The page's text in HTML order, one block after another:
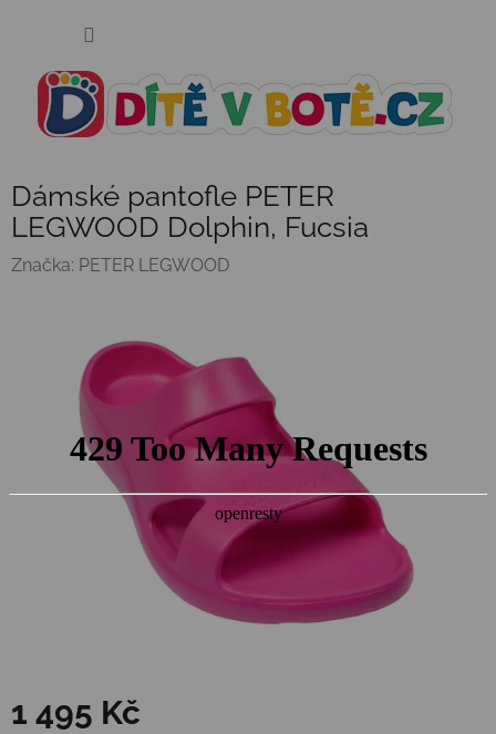
Dámské pantofle PETER
LEGWOOD Dolphin, Fucsia
Značka: PETER LEGWOOD
1 495 Kč